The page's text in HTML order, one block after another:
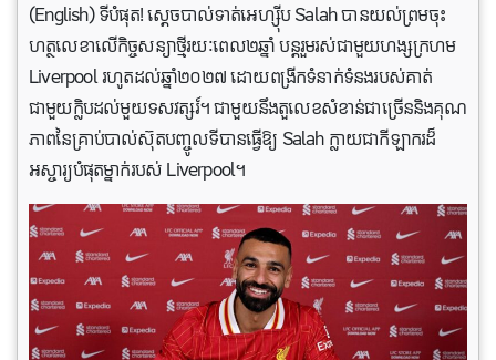
(English) ទីបំផុត! ស្តេចបាល់ទាត់អេហ្ស៊ីប Salah បានយល់ព្រមចុះ
ហត្ថលេខាលើកិច្ចសន្យាថ្មីរយៈពេល២ឆ្នាំ បន្តរួមរស់ជាមួយហង្សក្រហម
Liverpool រហូតដល់ឆ្នាំ២០២៧ ដោយពង្រីកទំនាក់ទំនងរបស់គាត់
ជាមួយក្លិបដល់មួយទសវត្សរ៍។ ជាមួយនឹងតួលេខសំខាន់ជាច្រើននិងគុណ
ភាពនៃគ្រាប់បាល់ស៊ុតបញ្ចូលទីបានធ្វើឱ្យ Salah ក្លាយជាកីឡាករដ៏
អស្ចារ្យបំផុតម្នាក់របស់ Liverpool។